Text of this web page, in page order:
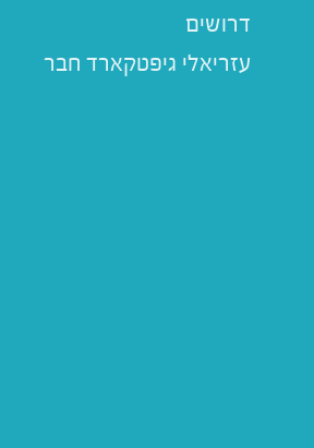
דרושים